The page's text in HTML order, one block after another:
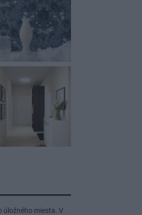
úložného miesta. V